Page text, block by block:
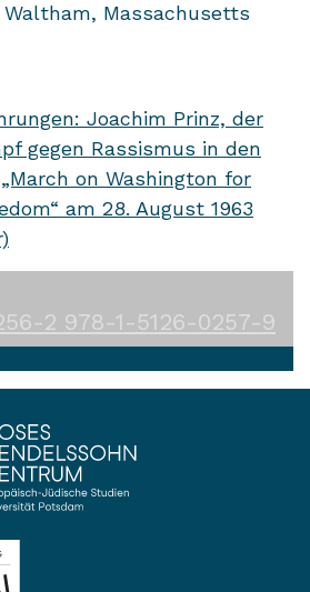
Massachusetts
Joachim Prinz, der
gegen Rassismus in den
on Washington for
am 28. August 1963
2 978-1-5126-0257-9